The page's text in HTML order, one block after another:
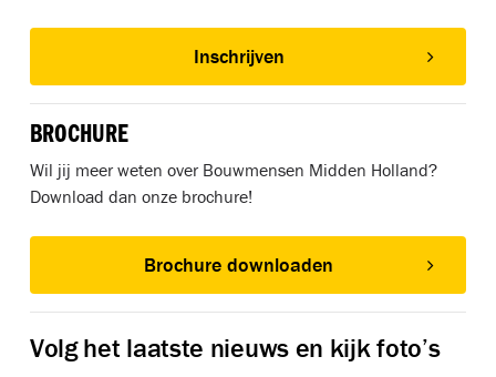
Inschrijven
BROCHURE
Wil jij meer weten over Bouwmensen Midden Holland?
Download dan onze brochure!
Brochure downloaden
Volg het laatste nieuws en kijk foto’s